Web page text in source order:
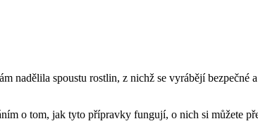
nadělila spoustu rostlin, z nichž se vyrábějí bezpečné
o tom, jak tyto přípravky fungují, o nich si můžete